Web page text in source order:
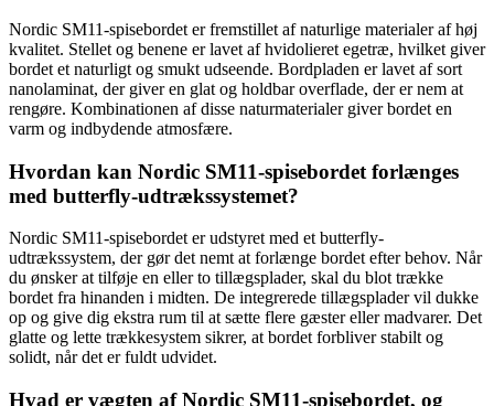
Nordic SM11-spisebordet er fremstillet af naturlige materialer af høj
kvalitet. Stellet og benene er lavet af hvidolieret egetræ, hvilket giver
bordet et naturligt og smukt udseende. Bordpladen er lavet af sort
nanolaminat, der giver en glat og holdbar overflade, der er nem at
rengøre. Kombinationen af disse naturmaterialer giver bordet en
varm og indbydende atmosfære.
Hvordan kan Nordic SM11-spisebordet forlænges
med butterfly-udtrækssystemet?
Nordic SM11-spisebordet er udstyret med et butterfly-
udtrækssystem, der gør det nemt at forlænge bordet efter behov. Når
du ønsker at tilføje en eller to tillægsplader, skal du blot trække
bordet fra hinanden i midten. De integrerede tillægsplader vil dukke
op og give dig ekstra rum til at sætte flere gæster eller madvarer. Det
glatte og lette trækkesystem sikrer, at bordet forbliver stabilt og
solidt, når det er fuldt udvidet.
Hvad er vægten af Nordic SM11-spisebordet, og